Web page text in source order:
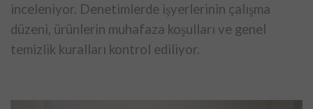
inceleniyor. Denetimlerde işyerlerinin çalışma
düzeni, ürünlerin muhafaza koşulları ve genel
temizlik kuralları kontrol ediliyor.